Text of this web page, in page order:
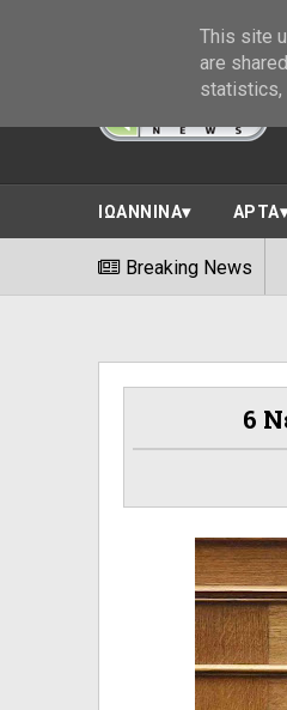
ΙΩΑΝΝΙΝΑ ΑΡΤΑ
Breaking News
Ηπείρου 07/08/
6
This site
are
statistics,